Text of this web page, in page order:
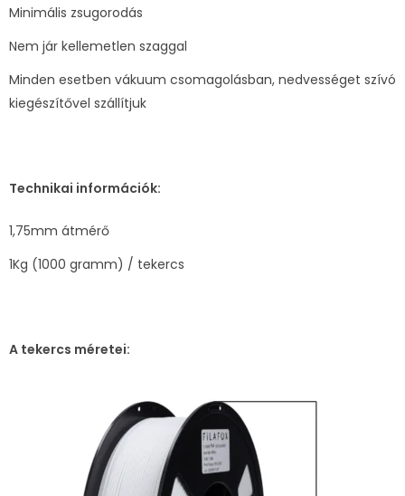
Minimális zsugorodás
Nem jár kellemetlen szaggal
Minden esetben vákuum csomagolásban, nedvességet szívó
kiegészítővel szállítjuk
Technikai információk:
1,75mm átmérő
1Kg (1000 gramm) / tekercs
A tekercs méretei: